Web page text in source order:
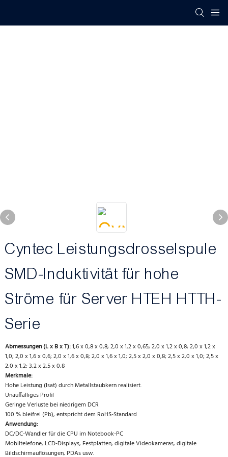
Cyntec Leistungsdrosselspule
SMD-Induktivität für hohe
Ströme für Server HTEH HTTH-
Serie
Abmessungen (L x B x T):1,6 x 0,8 x 0,8; 2,0 x 1,2 x 0,65; 2,0 x 1,2 x 0,8; 2,0 x 1,2 x
1,0; 2,0 x 1,6 x 0,6; 2,0 x 1,6 x 0,8; 2,0 x 1,6 x 1,0; 2,5 x 2,0 x 0,8; 2,5 x 2,0 x 1,0; 2,5 x
2,0 x 1,2; 3,2 x 2,5 x 0,8
Merkmale:
Hohe Leistung (Isat) durch Metallstaubkern realisiert.
Unauffälliges Profil
Geringe Verluste bei niedrigem DCR
100 % bleifrei (Pb), entspricht dem RoHS-Standard
Anwendung:
DC/DC-Wandler für die CPU im Notebook-PC
Mobiltelefone, LCD-Displays, Festplatten, digitale Videokameras, digitale
Bildschirmauflösungen, PDAs usw.